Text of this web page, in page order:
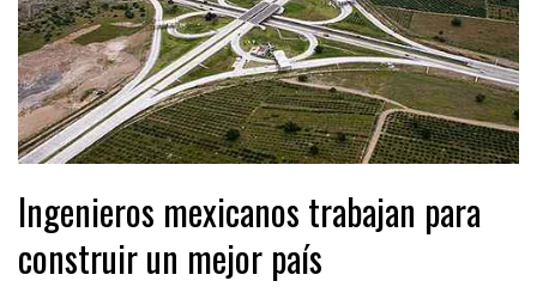
Ingenieros mexicanos trabajan para
construir un mejor país